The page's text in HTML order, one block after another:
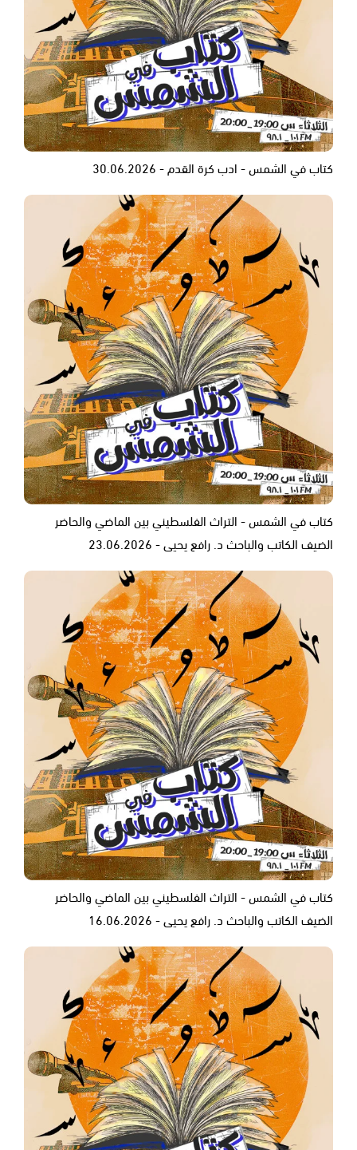
كتاب في الشمس - ادب كرة القدم - 30.06.2026
كتاب في الشمس - التراث الفلسطيني بين الماضي والحاضر
الضيف الكاتب والباحث د. رافع يحيى - 23.06.2026
كتاب في الشمس - التراث الفلسطيني بين الماضي والحاضر
الضيف الكاتب والباحث د. رافع يحيى - 16.06.2026